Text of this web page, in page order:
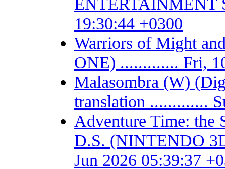
19:30:44 +0300
Warriors of Might
ONE) ............. Fri,
Malasombra (W)
translation .............
Adventure Time: the
D.S. (NINTENDO
Jun 2026 05:39:37